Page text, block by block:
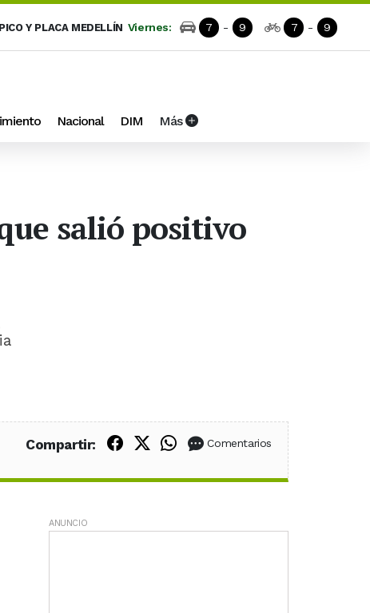
PICO Y PLACA MEDELLÍN Viernes: 7 - 9 7 - 9
Nacional DIM Más
salió positivo
Compartir: Compartir en Facebook
Compartir en X (Twitter)
Compartir en WhatsApp
Comentarios
ANUNCIO